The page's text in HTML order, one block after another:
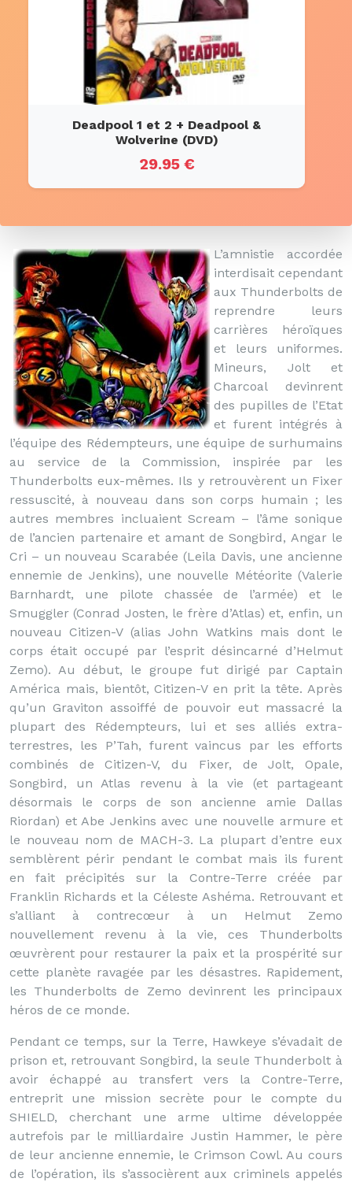
Deadpool 1 et 2 + Deadpool &
Wolverine (DVD)
29.95 €
L’amnistie accordée
interdisait cependant
aux Thunderbolts de
reprendre leurs
carrières héroïques
et leurs uniformes.
Mineurs, Jolt et
Charcoal devinrent
des pupilles de l’Etat
et furent intégrés à
l’équipe des Rédempteurs, une équipe de surhumains
au service de la Commission, inspirée par les
Thunderbolts eux-mêmes. Ils y retrouvèrent un Fixer
ressuscité, à nouveau dans son corps humain ; les
autres membres incluaient Scream – l’âme sonique
de l’ancien partenaire et amant de Songbird, Angar le
Cri – un nouveau Scarabée (Leila Davis, une ancienne
ennemie de Jenkins), une nouvelle Météorite (Valerie
Barnhardt, une pilote chassée de l’armée) et le
Smuggler (Conrad Josten, le frère d’Atlas) et, enfin, un
nouveau Citizen-V (alias John Watkins mais dont le
corps était occupé par l’esprit désincarné d’Helmut
Zemo). Au début, le groupe fut dirigé par Captain
América mais, bientôt, Citizen-V en prit la tête. Après
qu’un Graviton assoiffé de pouvoir eut massacré la
plupart des Rédempteurs, lui et ses alliés extra-
terrestres, les P’Tah, furent vaincus par les efforts
combinés de Citizen-V, du Fixer, de Jolt, Opale,
Songbird, un Atlas revenu à la vie (et partageant
désormais le corps de son ancienne amie Dallas
Riordan) et Abe Jenkins avec une nouvelle armure et
le nouveau nom de MACH-3. La plupart d’entre eux
semblèrent périr pendant le combat mais ils furent
en fait précipités sur la Contre-Terre créée par
Franklin Richards et la Céleste Ashéma. Retrouvant et
s’alliant à contrecœur à un Helmut Zemo
nouvellement revenu à la vie, ces Thunderbolts
œuvrèrent pour restaurer la paix et la prospérité sur
cette planète ravagée par les désastres. Rapidement,
les Thunderbolts de Zemo devinrent les principaux
héros de ce monde.
Pendant ce temps, sur la Terre, Hawkeye s’évadait de
prison et, retrouvant Songbird, la seule Thunderbolt à
avoir échappé au transfert vers la Contre-Terre,
entreprit une mission secrète pour le compte du
SHIELD, cherchant une arme ultime développée
autrefois par le milliardaire Justin Hammer, le père
de leur ancienne ennemie, le Crimson Cowl. Au cours
de l’opération, ils s’associèrent aux criminels appelés